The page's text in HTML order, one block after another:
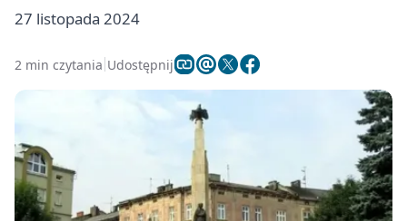
27 listopada 2024
2 min czytania Udostępnij